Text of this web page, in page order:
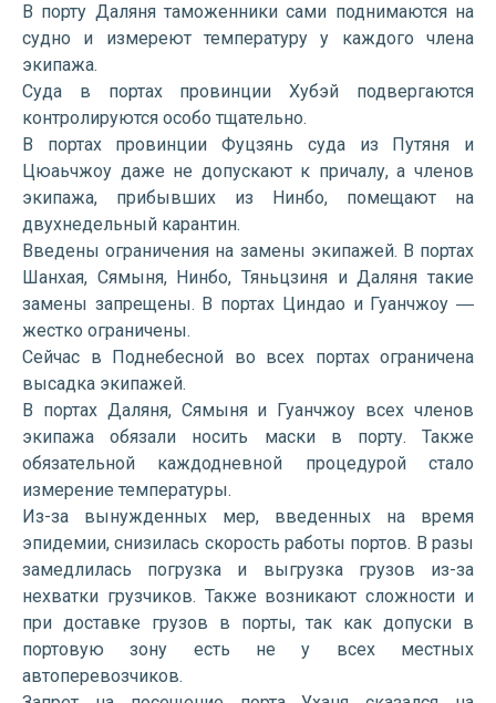
В порту Даляня таможенники сами поднимаются на
судно и измереют температуру у каждого члена
экипажа.
Суда в портах провинции Хубэй подвергаются
контролируются особо тщательно.
В портах провинции Фуцзянь суда из Путяня и
Цюаьчжоу даже не допускают к причалу, а членов
экипажа, прибывших из Нинбо, помещают на
двухнедельный карантин.
Введены ограничения на замены экипажей. В портах
Шанхая, Сямыня, Нинбо, Тяньцзиня и Даляня такие
замены запрещены. В портах Циндао и Гуанчжоу ―
жестко ограничены.
Сейчас в Поднебесной во всех портах ограничена
высадка экипажей.
В портах Даляня, Сямыня и Гуанчжоу всех членов
экипажа обязали носить маски в порту. Также
обязательной каждодневной процедурой стало
измерение температуры.
Из-за вынужденных мер, введенных на время
эпидемии, снизилась скорость работы портов. В разы
замедлилась погрузка и выгрузка грузов из-за
нехватки грузчиков. Также возникают сложности и
при доставке грузов в порты, так как допуски в
портовую зону есть не у всех местных
автоперевозчиков.